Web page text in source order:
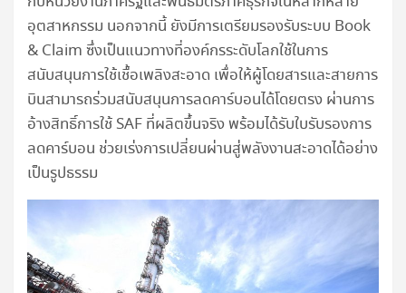
อุตสาหกรรม นอกจากนี้ ยังมีการเตรียมรองรับระบบ Book
& Claim ซึ่งเป็นแนวทางที่องค์กรระดับโลกใช้ในการ
สนับสนุนการใช้เชื้อเพลิงสะอาด เพื่อให้ผู้โดยสารและสายการ
บินสามารถร่วมสนับสนุนการลดคาร์บอนได้โดยตรง ผ่านการ
อ้างสิทธิ์การใช้ SAF ที่ผลิตขึ้นจริง พร้อมได้รับใบรับรองการ
ลดคาร์บอน ช่วยเร่งการเปลี่ยนผ่านสู่พลังงานสะอาดได้อย่าง
เป็นรูปธรรม